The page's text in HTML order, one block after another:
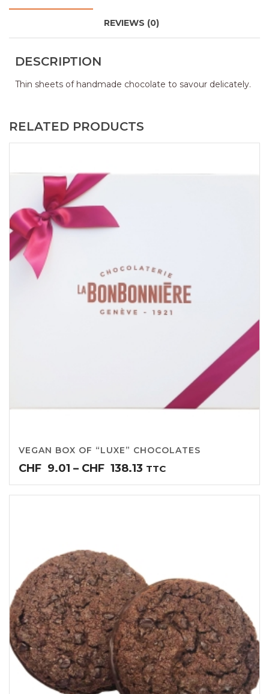
REVIEWS (0)
DESCRIPTION
Thin sheets of handmade chocolate to savour delicately.
RELATED PRODUCTS
VEGAN BOX OF “LUXE” CHOCOLATES
CHF 9.01 – CHF 138.13 Price
range:
CHF9.01
TTC